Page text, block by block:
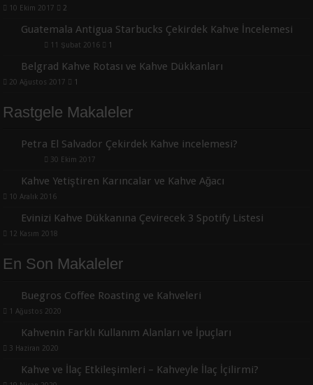
10 Ekim 2017 2
Guatemala Antigua Starbucks Çekirdek Kahve İncelemesi
11 Şubat 2016 1
Belgrad Kahve Rotası ve Kahve Dükkanları
20 Ağustos 2017 1
Rastgele Makaleler
Petra El Salvador Çekirdek Kahve incelemesi?
30 Ekim 2017
Kahve Yetiştiren Karıncalar ve Kahve Ağacı
10 Aralık 2016
Evinizi Kahve Dükkanına Çevirecek 3 Spotify Listesi
12 Kasım 2018
En Son Makaleler
Buegros Coffee Roasting ve Kahveleri
1 Ağustos 2020
Kahvenin Farklı Kullanım Alanları ve İpuçları
3 Haziran 2020
Kahve ve İlaç Etkileşimleri – Kahveyle İlaç İçilirmi?